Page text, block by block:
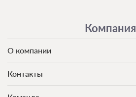
Компания
О компании
Контакты